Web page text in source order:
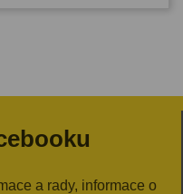
a rady, informace o